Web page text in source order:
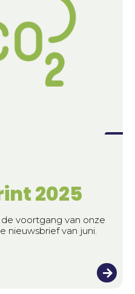
2025
voortgang van onze
nieuwsbrief van juni.